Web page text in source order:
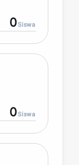
0Siswa
0Siswa